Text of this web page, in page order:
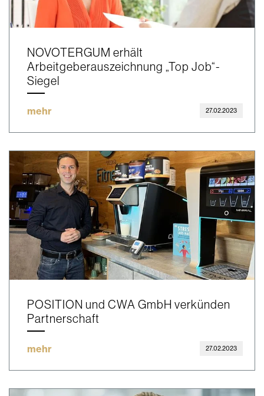
NOVOTERGUM erhält
Arbeitgeberauszeichnung „Top Job“-
Siegel
mehr 27.02.2023
POSITION und CWA GmbH verkünden
Partnerschaft
mehr 27.02.2023